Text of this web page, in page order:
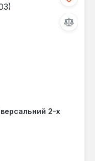
2-х